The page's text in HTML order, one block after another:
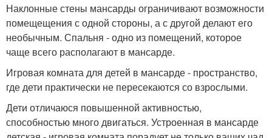
Наклонные стены мансарды ограничивают возможности
помещещения с одной стороны, а с другой делают его
необычным. Спальня - одно из помещений, которое
чаще всего располагают в мансарде.
Игровая комната для детей в мансарде - пространство,
где дети практически не пересекаются со взрослыми.
Дети отличаюся повышенной активностью,
способностью много двигаться. Устроенная в мансарде